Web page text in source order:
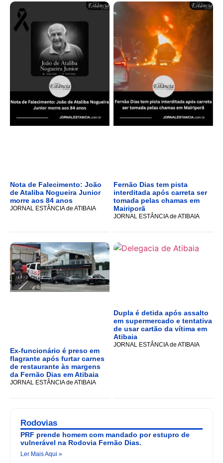
Nota de Falecimento: João
de Ataliba Nogueira Junior
morre aos 84 anos
JORNAL ESTÂNCIA de ATIBAIA
Fernão Dias tem pista
interditada após carreta ser
tomada pelas chamas em
Mairiporã
JORNAL ESTÂNCIA de ATIBAIA
Ex-funcionário é preso em
flagrante após furtar carnes
de restaurante às margens
da Fernão Dias em Atibaia
JORNAL ESTÂNCIA de ATIBAIA
Dupla é detida após assalto
em supermercado e tentativa
de usar cartão da vítima em
Atibaia
JORNAL ESTÂNCIA de ATIBAIA
Rodovias
PRF prende homem com mandado por estupro de
vulnerável na Rodovia Fernão Dias.
Ler Mais Aqui »